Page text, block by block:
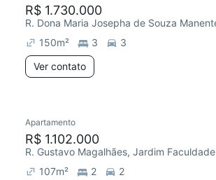
R$ 1.730.000
150m² 3
3
Ver contato
Apartamento
R$ 1.102.000
R. Gustavo Magalhães, Jardim Faculdade
107m² 2
2